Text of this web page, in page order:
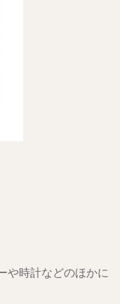
や時計などのほかに